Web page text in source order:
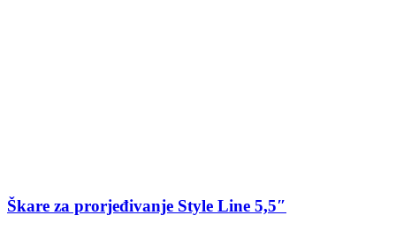
Škare za prorjeđivanje Style Line 5,5″